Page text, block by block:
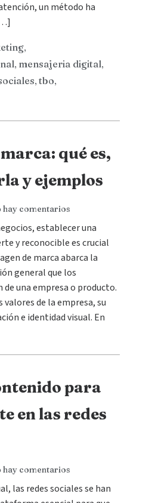
un método ha
,
, mensajeria digital,
,tbo,
qué es,
y ejemplos
hay comentarios
establecer una
y reconocible es crucial
de marca abarca la
general que los
una empresa o producto.
valores de la empresa, su
e identidad visual. En
para
en las redes
hay comentarios
las redes sociales se han